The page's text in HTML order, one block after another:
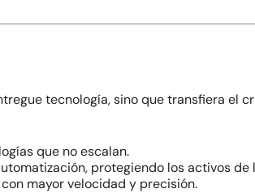
tecnología, sino que transfiera el
que no escalan.
protegiendo los activos de
mayor velocidad y precisión.